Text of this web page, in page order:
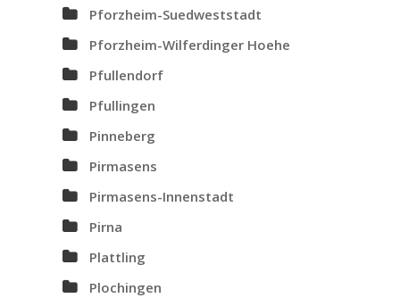
Pforzheim-Suedweststadt
Pforzheim-Wilferdinger Hoehe
Pfullendorf
Pfullingen
Pinneberg
Pirmasens
Pirmasens-Innenstadt
Pirna
Plattling
Plochingen